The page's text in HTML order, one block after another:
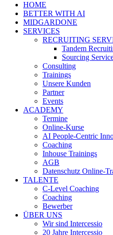
HOME
BETTER WITH AI
MIDGARDONE
SERVICES
RECRUITING
Tandem
Sourcing
Consulting
Trainings
Unsere Kunden
Partner
Events
ACADEMY
Termine
Online-Kurse
AI People-Centric
Coaching
Inhouse Trainings
AGB
Datenschutz Online-
TALENTE
C-Level Coaching
Coaching
Bewerber
ÜBER UNS
Wir sind Intercessio
20 Jahre Intercessio